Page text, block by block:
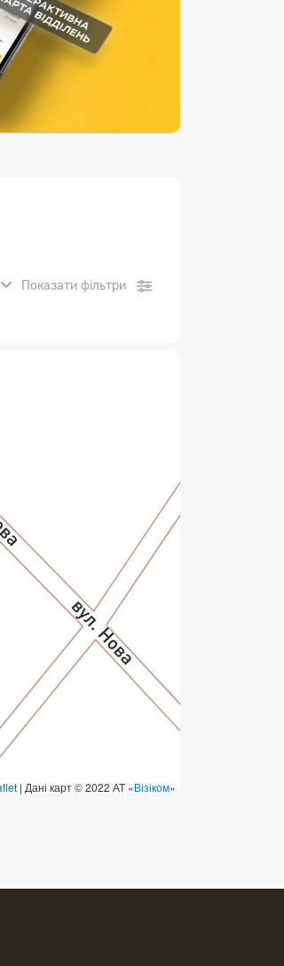
Маркет»
Показати фільтри
платежі
| Дані карт © 2022 АТ «Візіком»